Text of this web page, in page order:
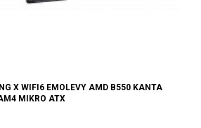
X WIFI6 EMOLEVY AMD B550 KANTA
MIKRO ATX